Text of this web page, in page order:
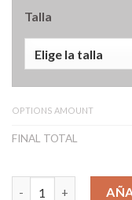
Talla
OPTIONS AMOUNT
FINAL TOTAL
Camiseta Pre-